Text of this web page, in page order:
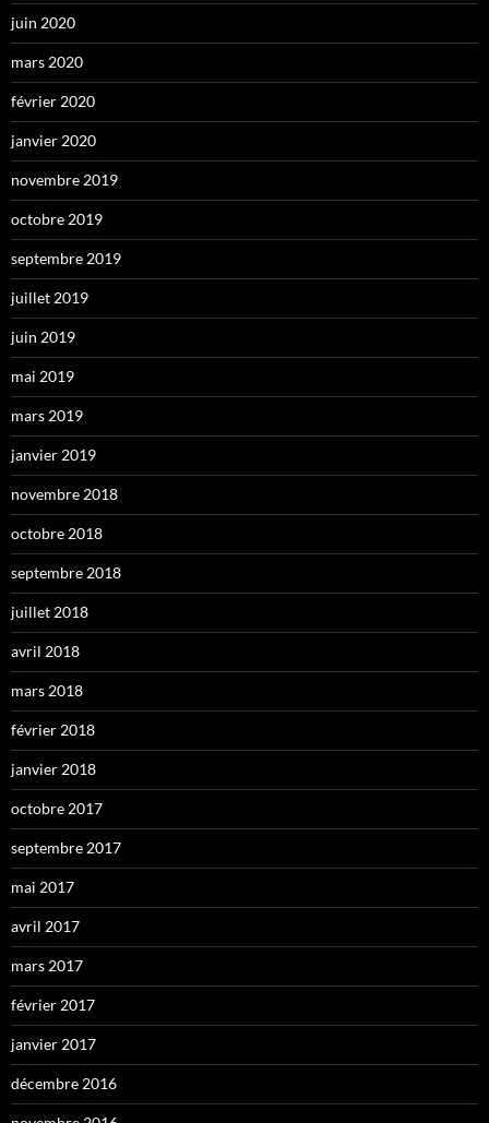
juin 2020
mars 2020
février 2020
janvier 2020
novembre 2019
octobre 2019
septembre 2019
juillet 2019
juin 2019
mai 2019
mars 2019
janvier 2019
novembre 2018
octobre 2018
septembre 2018
juillet 2018
avril 2018
mars 2018
février 2018
janvier 2018
octobre 2017
septembre 2017
mai 2017
avril 2017
mars 2017
février 2017
janvier 2017
décembre 2016